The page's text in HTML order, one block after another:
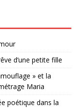
d’une petite fille
» et la
Maria
poétique dans la